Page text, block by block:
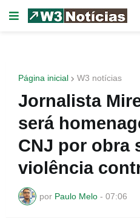
Página inicial W3 notícias
Jornalista
será
CNJ por obra
violência
por Paulo Melo - 07:06